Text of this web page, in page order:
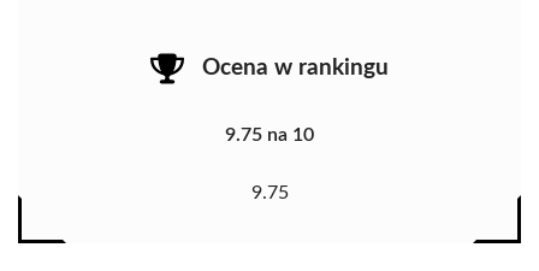
Ocena w rankingu
9.75 na 10
9.75